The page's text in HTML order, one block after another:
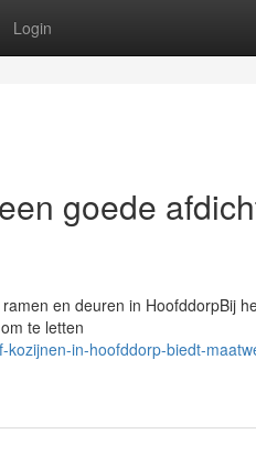
Login
goede
en deuren in HoofddorpBij
te letten
in-hoofddorp-biedt-